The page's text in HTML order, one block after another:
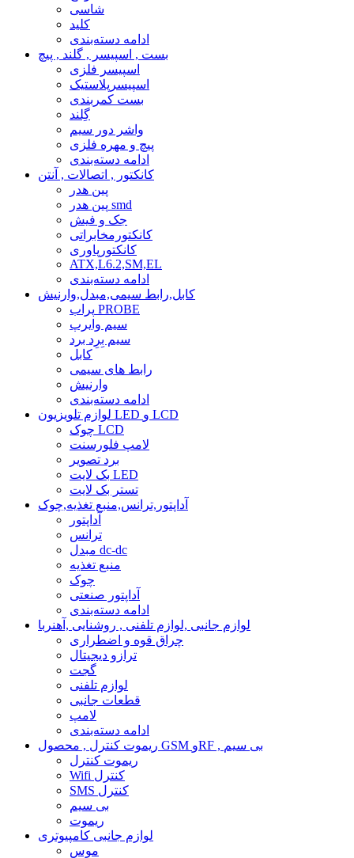
شاسی
کلید
ادامه دسته‌بندی
بست , اسپیسر , گلند , پیچ
اسپیسر فلزی
اسپیسرپلاستیک
بست کمربندی
گِلند
واشر دور سیم
پیچ و مهره فلزی
ادامه دسته‌بندی
کانکتور , اتصالات , آنتن
پین هدر
پین هدر smd
جک و فیش
کانکتورمخابراتی
کانکتورپاوری
ATX,L6.2,SM,EL
ادامه دسته‌بندی
کابل,رابط سیمی,مبدل,وارنیش
پراب PROBE
سیم وایرپ
سیم بِرِد برد
کابل
رابط های سیمی
وارنیش
ادامه دسته‌بندی
لوازم تلویزیون LED و LCD
چوک LCD
لامپ فلورسنت
برد تصویر
بک لایت LED
تستر بک لایت
آداپتور,ترانس,منبع تغذیه,چوک
آداپتور
ترانس
مبدل dc-dc
منبع تغذیه
چوک
آداپتور صنعتی
ادامه دسته‌بندی
لوازم جانبی ,لوازم تلفنی , روشنایی ,آهنربا
چراق قوه و اضطراری
ترازو دیجیتال
گجت
لوازم تلفنی
قطعات جانبی
لامپ
ادامه دسته‌بندی
ریموت کنترل , محصول GSM وRF , بی سیم
ریموت کنترل
Wifi کنترل
SMS کنترل
بی سیم
ریموت
لوازم جانبی کامپیوتری
موس